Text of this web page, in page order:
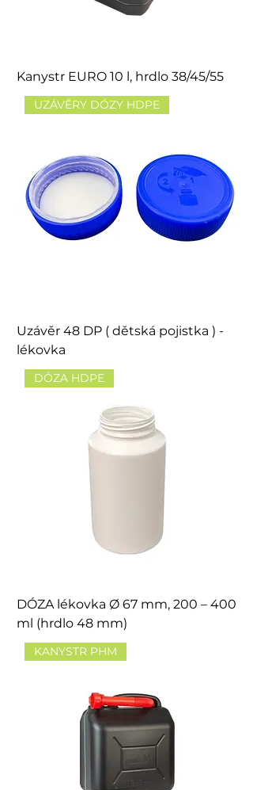
Kanystr EURO 10 l, hrdlo 38/45/55
UZÁVĚRY DÓZY HDPE
Uzávěr 48 DP ( dětská pojistka ) -
lékovka
DÓZA HDPE
DÓZA lékovka Ø 67 mm, 200 – 400
ml (hrdlo 48 mm)
KANYSTR PHM